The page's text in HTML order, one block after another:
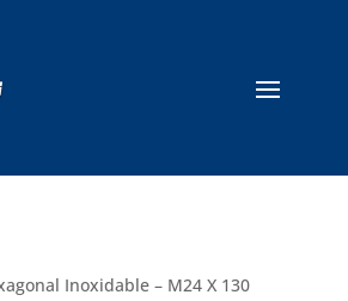
Inoxidable – M24 X 130